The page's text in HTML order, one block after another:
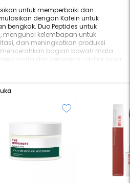
untuk memperbaiki dan
dengan Kafein untuk
Duo Peptides untuk
kelembapan untuk
dan meningkatkan produksi
bagian bawah mata
mata dari kerusakan akibat sinar